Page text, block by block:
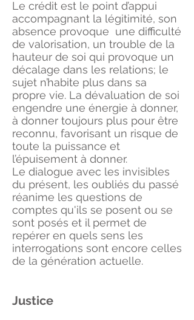
Le crédit est le point d’appui
accompagnant la légitimité, son
absence provoque une difficulté
de valorisation, un trouble de la
hauteur de soi qui provoque un
décalage dans les relations; le
sujet n’habite plus dans sa
propre vie. La dévaluation de soi
engendre une énergie à donner,
à donner toujours plus pour être
reconnu, favorisant un risque de
toute la puissance et
l’épuisement à donner.
Le dialogue avec les invisibles
du présent, les oubliés du passé
réanime les questions de
comptes qu'ils se posent ou se
sont posés et il permet de
repérer en quels sens les
interrogations sont encore celles
de la génération actuelle.
Justice